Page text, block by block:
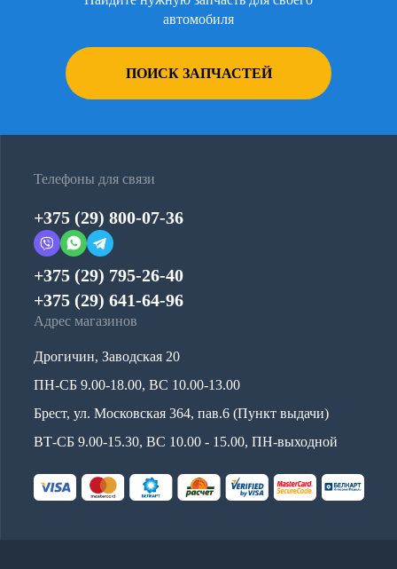
автомобиля
ПОИСК ЗАПЧАСТЕЙ
Телефоны для связи
+375 (29) 800-07-36
+375 (29) 795-26-40
+375 (29) 641-64-96
Адрес магазинов
Дрогичин, Заводская 20
ПН-СБ 9.00-18.00, ВС 10.00-13.00
Брест, ул. Московская 364, пав.6 (Пункт выдачи)
ВТ-СБ 9.00-15.30, ВС 10.00 - 15.00, ПН-выходной